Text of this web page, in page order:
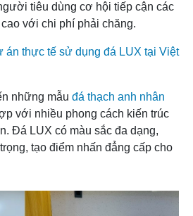
tiêu dùng cơ hội tiếp cận các
với chi phí phải chăng.
án thực tế sử dụng đá LUX tại Việt
những mẫu đá thạch anh nhân
với nhiều phong cách kiến trúc
Đá LUX có màu sắc đa dạng,
tạo điểm nhấn đẳng cấp cho